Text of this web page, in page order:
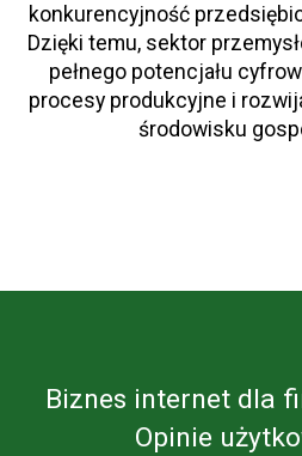
konkurencyjność
Dzięki temu, sektor
pełnego potencjału
procesy produkcyjne i
środowisku
Biznes internet dla
Opinie